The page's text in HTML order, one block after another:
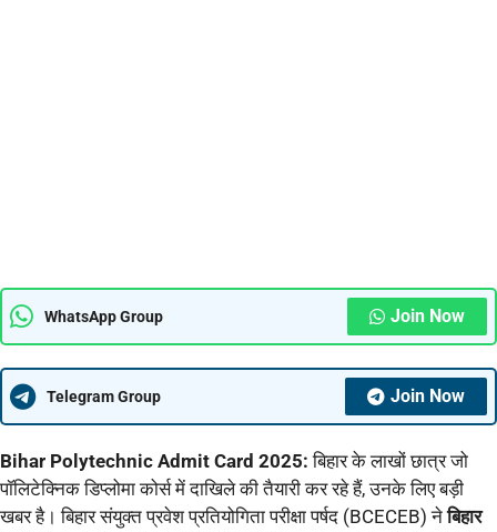
WhatsApp Group Join Now
Telegram Group Join Now
Bihar Polytechnic Admit Card 2025: बिहार के लाखों छात्र जो
पॉलिटेक्निक डिप्लोमा कोर्स में दाखिले की तैयारी कर रहे हैं, उनके लिए बड़ी
खबर है। बिहार संयुक्त प्रवेश प्रतियोगिता परीक्षा पर्षद (BCECEB) नेबिहार